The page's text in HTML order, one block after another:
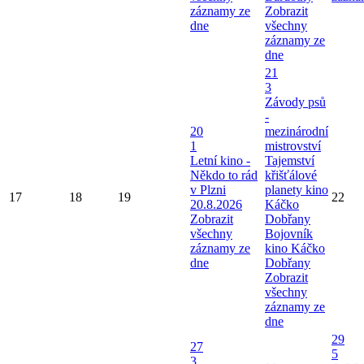
záznamy ze
dne
Zobrazit
všechny
záznamy ze
dne
17 18 19
20
1
Letní kino -
Někdo to rád
v Plzni
20.8.2026
Zobrazit
všechny
záznamy ze
dne
21
3
Závody psů
-
mezinárodní
mistrovství
Tajemství
křišťálové
planety kino
Káčko
Dobřany
Bojovník
kino Káčko
Dobřany
Zobrazit
všechny
záznamy ze
dne
22
27
3
29
5